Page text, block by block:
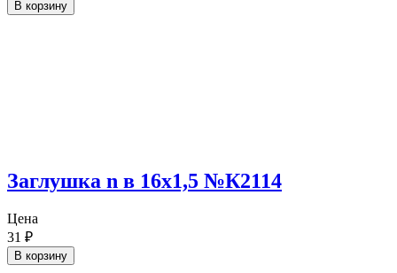
В корзину
Заглушка n в 16х1,5 №К2114
Цена
31 ₽
В корзину